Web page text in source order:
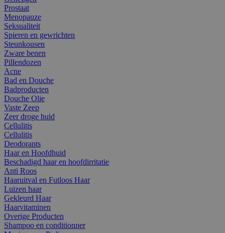
Prostaat
Menopauze
Seksualiteit
Spieren en gewrichten
Steunkousen
Zware benen
Pillendozen
Acne
Bad en Douche
Badproducten
Douche Olie
Vaste Zeep
Zeer droge huid
Cellulitis
Cellulitis
Deodorants
Haar en Hoofdhuid
Beschadigd haar en hoofdirritatie
Anti Roos
Haaruitval en Futloos Haar
Luizen haar
Gekleurd Haar
Haarvitaminen
Overige Producten
Shampoo en conditionner